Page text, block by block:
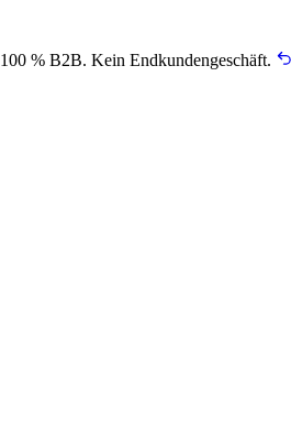
100 % B2B. Kein Endkundengeschäft.